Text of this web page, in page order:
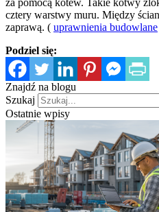
za pomocą kotew. Takie kotwy
cztery warstwy muru. Między
zaprawą. ( uprawnienia budowlane
Podziel się:
Znajdź na blogu
Szukaj
Ostatnie wpisy